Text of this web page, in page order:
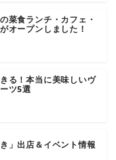
菜食ランチ・カフェ・
オープンしました！
る！本当に美味しいヴ
ツ5選
」出店＆イベント情報